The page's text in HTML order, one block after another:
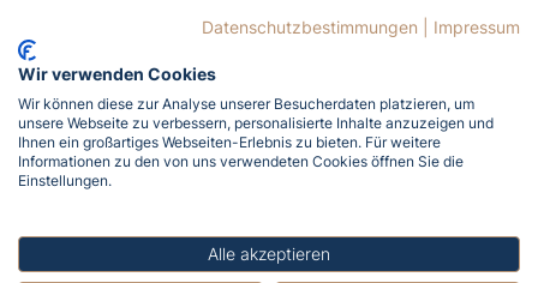
Meldet euch jetzt an und holt euch das
Jetzt buchen
Datenschutzbestimmungen Impressum
Wir verwenden Cookies
Wir können diese zur Analyse unserer Besucherdaten platzieren, um
unsere Webseite zu verbessern, personalisierte Inhalte anzuzeigen und
Ihnen ein großartiges Webseiten-Erlebnis zu bieten. Für weitere
Informationen zu den von uns verwendeten Cookies öffnen Sie die
Einstellungen.
Alle akzeptieren